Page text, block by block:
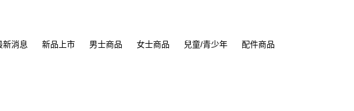
新消息 新品上市 男士商品 女士商品 兒童/青少年 配件商品